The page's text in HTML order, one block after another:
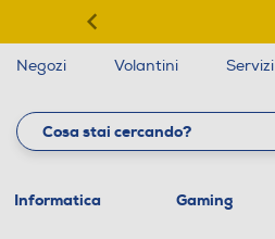
Negozi Volantini Servizi
Informatica Gaming